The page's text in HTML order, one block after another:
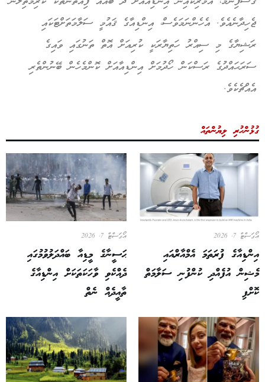
ޖެހިދާނެއެވެ. އެހެންނަމަވެސް، އިންޑިއާގެ ޤައުމީ ސަލާމަތަށްޓަކައި
ރަޝިޔާގެ މި ސިއްރު ހަތިޔާރަކީ ކުރިއަށް އޮތް ތަނުގައި ވައިގެ
ސަރަޙައްދުގެ ރަސްކަން ހޯދުމަށް އިންޑިއާއަށް ކޮންމެހެން ބޭނުންތެރި
އެއްޗެކެވެ.
ގުޅުންހުރި ލިޔުންތައް
އޯގަސްޓް 7, 2026
އިންޑިއާގެ ފުރަތަމަ އެމްއާރްއައި
މެޝިން އުފެއްދި ކުންފުނި ސަލާމަތް
ކޮށްފި
އޯގަސްޓް 7, 2026
ޙަސީނާގެ މީޑިއާ ބައްދަލުވުމުގައި
ދެއްކެވި ވާހަކަތަކަށް އިންޑިއާގެ
ތާއީދެއް ނެތް